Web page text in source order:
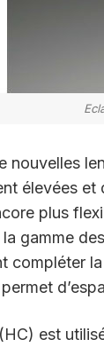
nouvelles
élevées et
plus
gamme
compléter
est